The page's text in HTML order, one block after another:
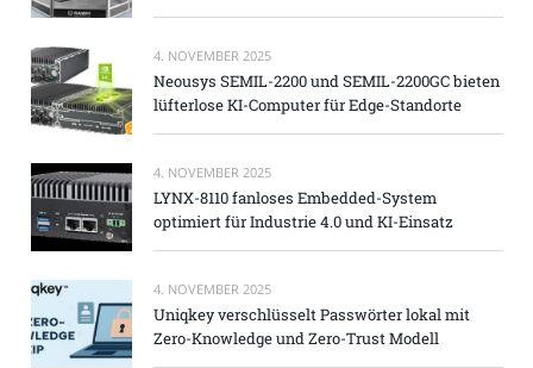
4. NOVEMBER 2025
Neousys SEMIL-2200 und SEMIL-2200GC bieten
lüfterlose KI-Computer für Edge-Standorte
4. NOVEMBER 2025
LYNX-8110 fanloses Embedded-System
optimiert für Industrie 4.0 und KI-Einsatz
4. NOVEMBER 2025
Uniqkey verschlüsselt Passwörter lokal mit
Zero-Knowledge und Zero-Trust Modell